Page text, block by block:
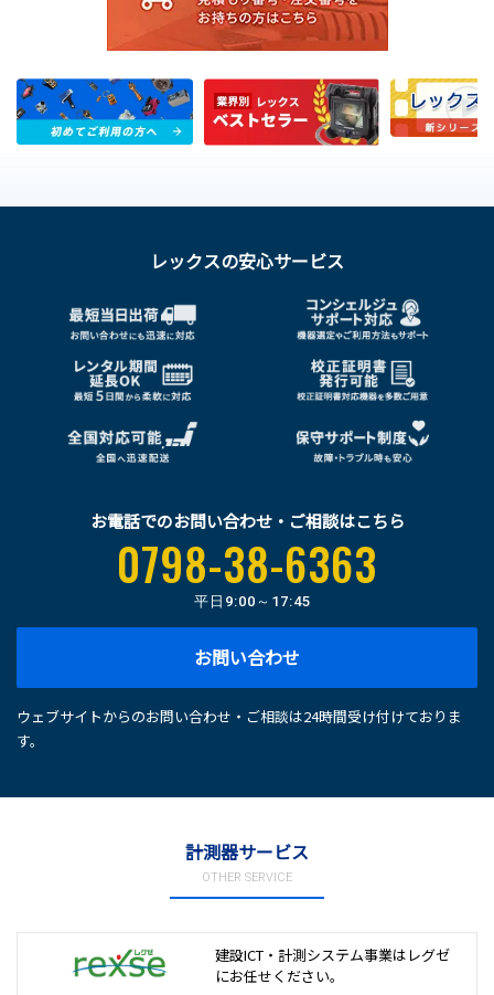
レックスの安心サービス
お電話でのお問い合わせ・ご相談はこちら
0798-38-6363
平日 9:00～17:45
お問い合わせ
ウェブサイトからのお問い合わせ・ご相談は24時間受け付けておりま
す。
計測器サービス
OTHER SERVICE
建設ICT・計測システム事業は レグゼ
にお任せください。